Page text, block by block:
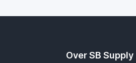
Over SB Supply